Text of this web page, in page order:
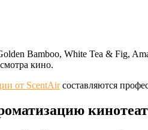
Bamboo, White Tea & Fig,
кино.
от ScentAirсоставляются